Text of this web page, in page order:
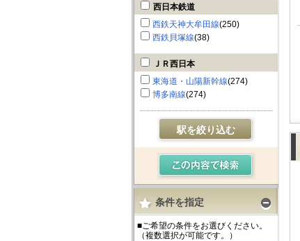
西日本鉄道
西鉄天神大牟田線(250)
西鉄貝塚線(38)
ＪＲ西日本
東海道・山陽新幹線(274)
博多南線(274)
駅を絞り込む
条件を指定
■ご希望の条件をお選びください。
（複数選択が可能です。）